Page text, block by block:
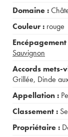
Domaine :
Couleur : rouge
Encépagement
Sauvignon
Accords mets-
Grillée, Dinde
Appellation :
Classement :
Propriétaire :